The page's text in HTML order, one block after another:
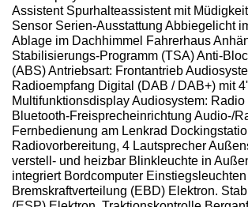
Assistent Spurhalteassistent mit
Sensor Serien-Ausstattung Abbiegelicht
Ablage im Dachhimmel Fahrerhaus
Stabilisierungs-Programm (TSA) Anti-
(ABS) Antriebsart: Frontantrieb
Radioempfang Digital (DAB / DAB+) mit
Multifunktionsdisplay Audiosystem: Radio
Bluetooth-Freisprecheinrichtung Audio-/
Fernbedienung am Lenkrad
Radiovorbereitung, 4 Lautsprecher
verstell- und heizbar Blinkleuchte in
integriert Bordcomputer Einstiegsleuchten
Bremskraftverteilung (EBD) Elektron.